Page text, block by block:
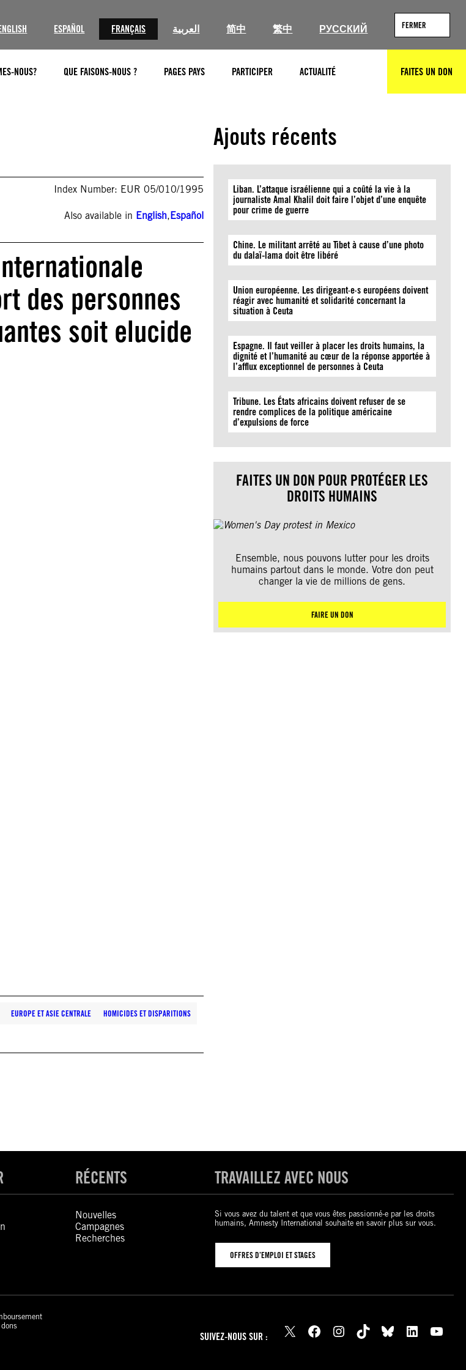
ESPAÑOL FRANÇAIS العربية 简中 繁中 РУССКИЙ FERMER
NOUS? QUE FAISONS-NOUS ? PAGES PAYS PARTICIPER ACTUALITÉ RECHERCHERFAITES UN DON
Index Number: EUR 05/010/1995
Also available in English,Español
des personnes
soit elucide
EUROPE ET ASIE CENTRALE HOMICIDES ET DISPARITIONS
Ajouts récents
Liban. L’attaque israélienne qui a coûté la vie à la
journaliste Amal Khalil doit faire l’objet d’une enquête
pour crime de guerre
Chine. Le militant arrêté au Tibet à cause d’une photo
du dalaï-lama doit être libéré
Union européenne. Les dirigeant·e·s européens doivent
réagir avec humanité et solidarité concernant la
situation à Ceuta
Espagne. Il faut veiller à placer les droits humains, la
dignité et l’humanité au cœur de la réponse apportée à
l’afflux exceptionnel de personnes à Ceuta
Tribune. Les États africains doivent refuser de se
rendre complices de la politique américaine
d’expulsions de force
FAITES UN DON POUR PROTÉGER LES
DROITS HUMAINS
Ensemble, nous pouvons lutter pour les droits
humains partout dans le monde. Votre don peut
changer la vie de millions de gens.
FAIRE UN DON
RÉCENTS
Nouvelles
Campagnes
Recherches
TRAVAILLEZ AVEC NOUS
Si vous avez du talent et que vous êtes passionné-e par les droits
humains, Amnesty International souhaite en savoir plus sur vous.
OFFRES D’EMPLOI ET STAGES
SUIVEZ-NOUS SUR : X Facebook Instagram TikTok Bluesky LinkedIn YouTube